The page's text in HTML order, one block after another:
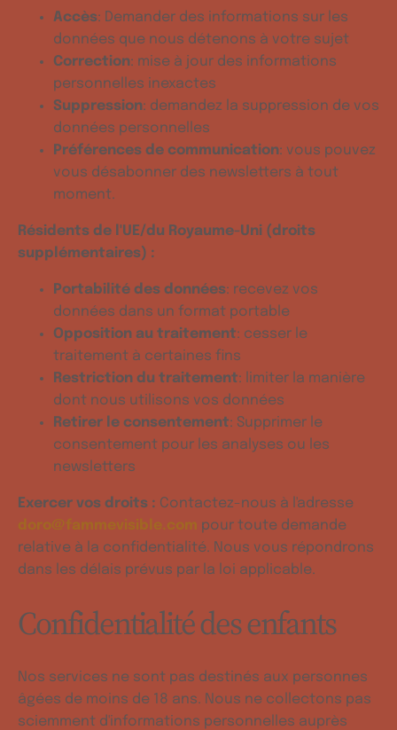
Accès: Demander des informations sur les
données que nous détenons à votre sujet
Correction: mise à jour des informations
personnelles inexactes
Suppression: demandez la suppression de vos
données personnelles
Préférences de communication: vous pouvez
vous désabonner des newsletters à tout
moment.
Résidents de l'UE/du Royaume-Uni (droits
supplémentaires) :
Portabilité des données: recevez vos
données dans un format portable
Opposition au traitement: cesser le
traitement à certaines fins
Restriction du traitement: limiter la manière
dont nous utilisons vos données
Retirer le consentement: Supprimer le
consentement pour les analyses ou les
newsletters
Exercer vos droits : Contactez-nous à l'adresse
doro@fammevisible.com pour toute demande
relative à la confidentialité. Nous vous répondrons
dans les délais prévus par la loi applicable.
Confidentialité des enfants
Nos services ne sont pas destinés aux personnes
âgées de moins de 18 ans. Nous ne collectons pas
sciemment d'informations personnelles auprès